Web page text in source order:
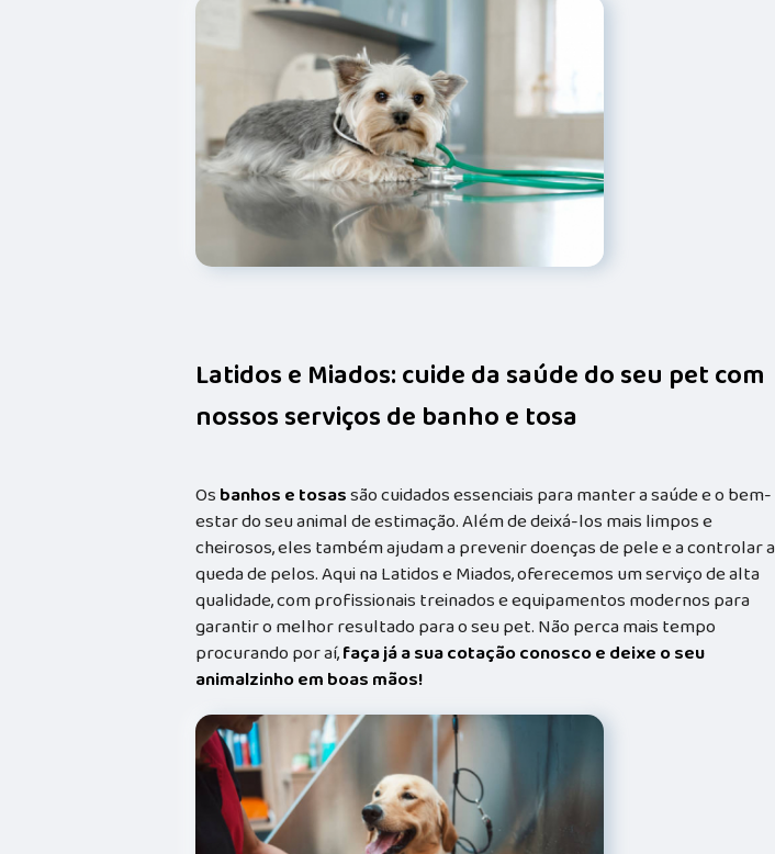
Latidos e Miados: cuide da saúde do seu pet com
nossos serviços de banho e tosa
Osbanhos e tosassão cuidados essenciais para manter a saúde e o bem-
estar do seu animal de estimação. Além de deixá-los mais limpos e
cheirosos, eles também ajudam a prevenir doenças de pele e a controlar a
queda de pelos. Aqui na Latidos e Miados, oferecemos um serviço de alta
qualidade, com profissionais treinados e equipamentos modernos para
garantir o melhor resultado para o seu pet. Não perca mais tempo
procurando por aí,faça já a sua cotação conosco e deixe o seu
animalzinho em boas mãos!